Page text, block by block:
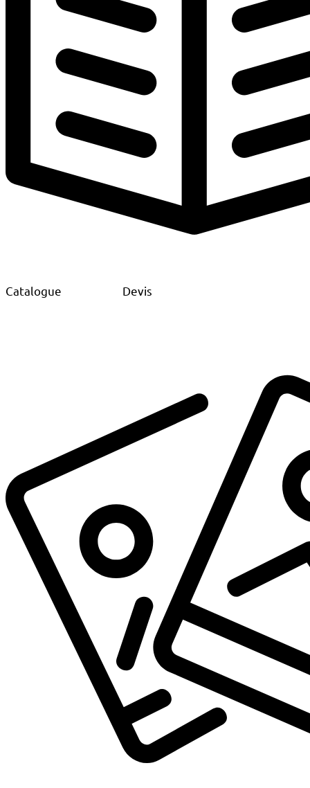
Catalogue Devis